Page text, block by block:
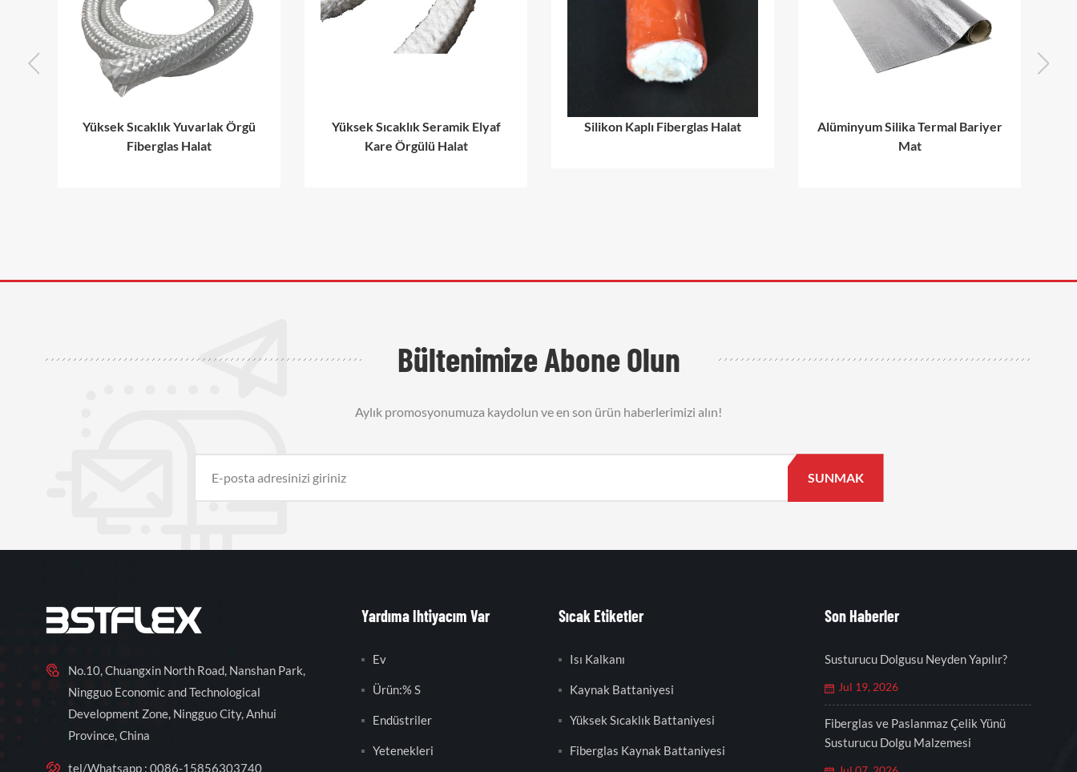
Yüksek Sıcaklık Yuvarlak Örgü
Fiberglas Halat
Yüksek Sıcaklık Seramik Elyaf
Kare Örgülü Halat
Silikon Kaplı Fiberglas Halat
Alüminyum Silika Termal Bariyer
Mat
Bültenimize Abone Olun
Aylık promosyonumuza kaydolun ve en son ürün haberlerimizi alın!
No.10, Chuangxin North Road, Nanshan Park,
Ningguo Economic and Technological
Development Zone, Ningguo City, Anhui
Province, China
tel/Whatsapp : 0086-15856303740
Yardıma Ihtiyacım Var
Ev
Ürün:% S
Endüstriler
Yetenekleri
Sıcak Etiketler
Isı Kalkanı
Kaynak Battaniyesi
Yüksek Sıcaklık Battaniyesi
Fiberglas Kaynak Battaniyesi
Son Haberler
Susturucu Dolgusu Neyden Yapılır?
Jul 19, 2026
Fiberglas ve Paslanmaz Çelik Yünü
Susturucu Dolgu Malzemesi